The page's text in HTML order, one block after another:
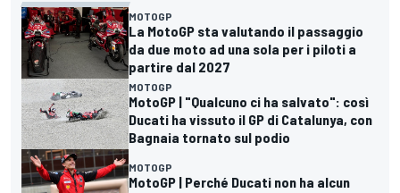
MOTOGP
La MotoGP sta valutando il passaggio
da due moto ad una sola per i piloti a
partire dal 2027
MOTOGP
MotoGP | "Qualcuno ci ha salvato": così
Ducati ha vissuto il GP di Catalunya, con
Bagnaia tornato sul podio
MOTOGP
MotoGP | Perché Ducati non ha alcun